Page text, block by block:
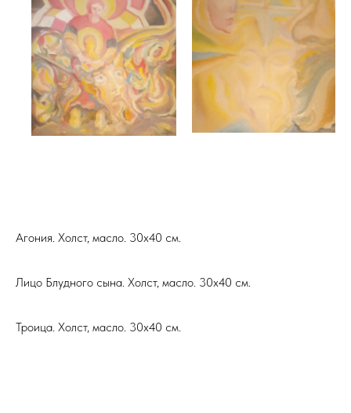
Агония. Холст, масло. 30х40 см.
Лицо Блудного сына. Холст, масло. 30х40 см.
Троица. Холст, масло. 30х40 см.